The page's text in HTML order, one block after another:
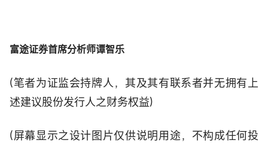
富途证券首席分析师谭智乐
(笔者为证监会持牌人，其及其有联系者并无拥有上
述建议股份发行人之财务权益)
(屏幕显示之设计图片仅供说明用途，不构成任何投